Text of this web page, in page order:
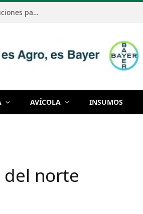
Bayer mostró cómo la innovación impulsa nuevas soluciones para producir de manera cada vez más eficiente
AVÍCOLA INSUMOS
del norte